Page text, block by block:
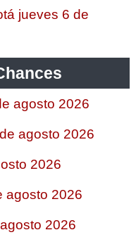
jueves 6 de
agosto 2026
agosto 2026
2026
agosto 2026
2026